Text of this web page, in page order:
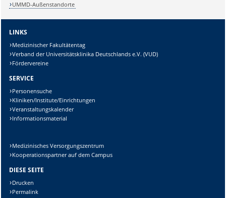
UMMD-Außenstandorte
LINKS
Medizinischer Fakultätentag
Verband der Universitätsklinika Deutschlands e.V. (VUD)
Fördervereine
SERVICE
Personensuche
Kliniken/Institute/Einrichtungen
Veranstaltungskalender
Informationsmaterial
Medizinisches Versorgungszentrum
Kooperationspartner auf dem Campus
DIESE SEITE
Drucken
Permalink